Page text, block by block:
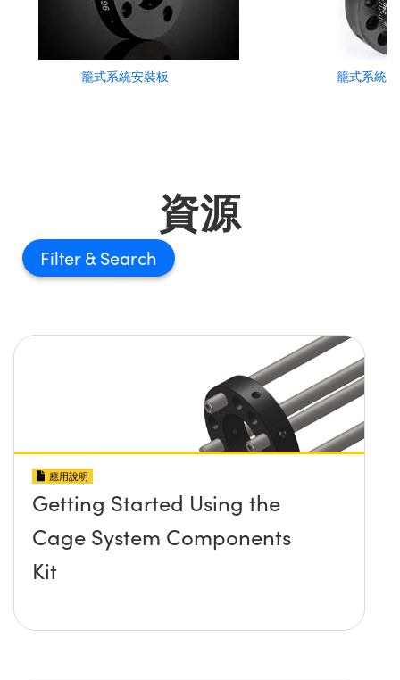
籠式系統安裝板 籠式系統
資源
Filter
應用說明
Getting Started Using the
Cage System Components
Kit